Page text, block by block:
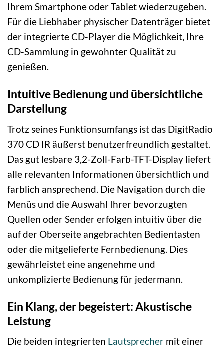
Ihrem Smartphone oder Tablet wiederzugeben.
Für die Liebhaber physischer Datenträger bietet
der integrierte CD-Player die Möglichkeit, Ihre
CD-Sammlung in gewohnter Qualität zu
genießen.
Intuitive Bedienung und übersichtliche
Darstellung
Trotz seines Funktionsumfangs ist das DigitRadio
370 CD IR äußerst benutzerfreundlich gestaltet.
Das gut lesbare 3,2-Zoll-Farb-TFT-Display liefert
alle relevanten Informationen übersichtlich und
farblich ansprechend. Die Navigation durch die
Menüs und die Auswahl Ihrer bevorzugten
Quellen oder Sender erfolgen intuitiv über die
auf der Oberseite angebrachten Bedientasten
oder die mitgelieferte Fernbedienung. Dies
gewährleistet eine angenehme und
unkomplizierte Bedienung für jedermann.
Ein Klang, der begeistert: Akustische
Leistung
Die beiden integrierten Lautsprecher mit einer